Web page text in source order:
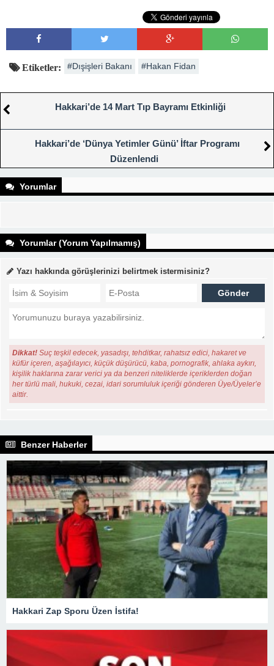
Etiketler: #Dışişleri Bakanı #Hakan Fidan
Hakkari’de 14 Mart Tıp Bayramı Etkinliği
Hakkari’de ‘Dünya Yetimler Günü’ İftar Programı
Düzenlendi
Yorumlar
Yorumlar (Yorum Yapılmamış)
Yazı hakkında görüşlerinizi belirtmek istermisiniz?
Dikkat! Suç teşkil edecek, yasadışı, tehditkar, rahatsız edici, hakaret ve
küfür içeren, aşağılayıcı, küçük düşürücü, kaba, pornografik, ahlaka aykırı,
kişilik haklarına zarar verici ya da benzeri niteliklerde içeriklerden doğan
her türlü mali, hukuki, cezai, idari sorumluluk içeriği gönderen Üye/Üyeler’e
aittir.
Benzer Haberler
Hakkari Zap Sporu Üzen İstifa!